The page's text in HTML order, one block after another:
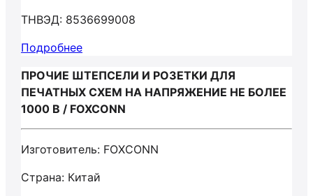
ТНВЭД: 8536699008
Подробнее
ПРОЧИЕ ШТЕПСЕЛИ И РОЗЕТКИ ДЛЯ
ПЕЧАТНЫХ СХЕМ НА НАПРЯЖЕНИЕ НЕ БОЛЕЕ
1000 В / FOXCONN
Изготовитель: FOXCONN
Страна: Китай